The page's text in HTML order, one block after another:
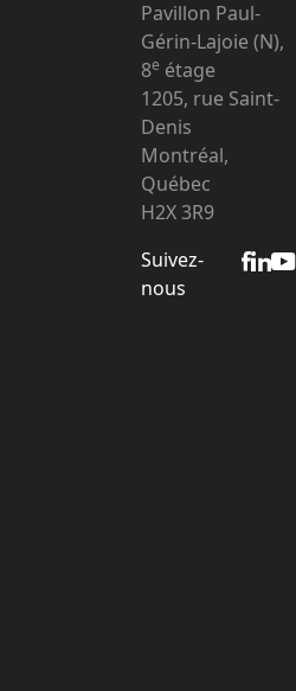
Pavillon Paul-
Gérin-Lajoie (N),
8e étage
1205, rue Saint-
Denis
Montréal,
Québec
H2X 3R9
Suivez-
nous